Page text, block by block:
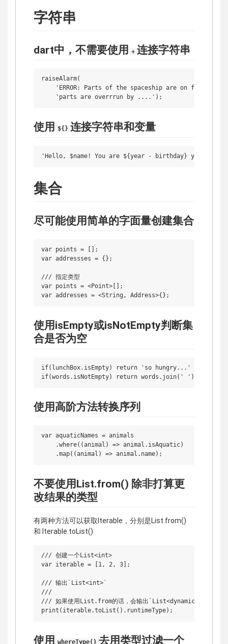
字符串
dart中，不需要使用 + 连接字符串
raiseAlarm(
'ERROR: Parts of the spaceship are on fire.
使用 ${} 连接字符串和变量
集合
尽可能使用简单的字面量创建集合
var points = [];
var addressses = {};
/// 指定类型
var points = <Point>[];
使用isEmpty或isNotEmpty判断集
合是否为空
if(lunchBox.isEmpty) return 'so hungry...'
使用高阶方法转换序列
var aquaticNames = animals
    .where((animal) => animal.isAquatic)
不要使用List.from() 除非打算更
改结果的类型
有两种方法可以获取Iterable，分别是List.from()
和 Iterable.toList()
/// 创建一个List<int>
var iterable = [1, 2, 3];
/// 输出`List<int>`
///
/// 如果使用List.from的话，会输出`List<dynamic>`
使用 whereType() 去用类型过滤一个